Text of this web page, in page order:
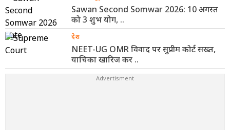
Sawan Second Somwar 2026: 10 अगस्त
को 3 शुभ योग, ..
देश
NEET-UG OMR विवाद पर सुप्रीम कोर्ट सख्त,
याचिका खारिज कर ..